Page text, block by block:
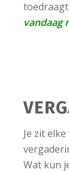
toedraagt.
vandaag
Je zit
Wat kun